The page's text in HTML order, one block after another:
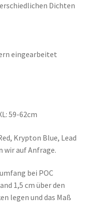
Dichten
eingearbeitet
59-62cm
Krypton Blue, Lead
wir auf Anfrage.
bei POC
1,5 cm über den
legen und das Maß